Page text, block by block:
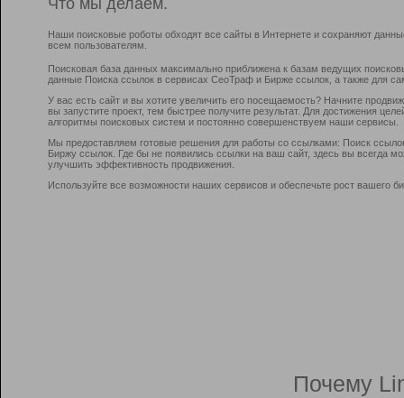
Что мы делаем.
Наши поисковые роботы обходят все сайты в Интернете и сохраняют
всем пользователям.
Поисковая база данных максимально приближена к базам ведущих
данные Поиска ссылок в сервисах СеоТраф и Бирже ссылок, а также для
У вас есть сайт и вы хотите увеличить его посещаемость? Начните
вы запустите проект, тем быстрее получите результат. Для достижения
алгоритмы поисковых систем и постоянно совершенствуем наши сервисы.
Мы предоставляем готовые решения для работы со ссылками: Поиск
Биржу ссылок. Где бы не появились ссылки на ваш сайт, здесь вы всегда
улучшить эффективность продвижения.
Используйте все возможности наших сервисов и обеспечьте рост вашего
Почему